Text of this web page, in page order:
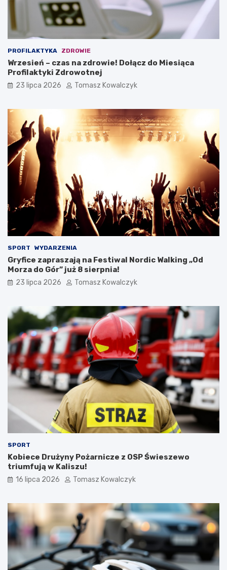
PROFILAKTYKA ZDROWIE
Wrzesień – czas na zdrowie! Dołącz do Miesiąca
Profilaktyki Zdrowotnej
23 lipca 2026 Tomasz Kowalczyk
SPORT WYDARZENIA
Gryfice zapraszają na Festiwal Nordic Walking „Od
Morza do Gór” już 8 sierpnia!
23 lipca 2026 Tomasz Kowalczyk
SPORT
Kobiece Drużyny Pożarnicze z OSP Świeszewo
triumfują w Kaliszu!
16 lipca 2026 Tomasz Kowalczyk